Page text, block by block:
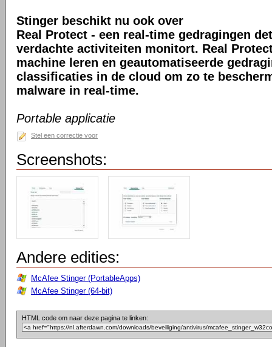
Stinger beschikt nu ook over
Real Protect - een real-time gedragingen
verdachte activiteiten monitort. Real
machine leren en geautomatiseerde
classificaties in de cloud om zo te
malware in real-time.
Portable applicatie
Stel een correctie voor
Screenshots:
Andere edities:
McAfee Stinger (PortableApps)
McAfee Stinger (64-bit)
HTML code om naar deze pagina te linken: